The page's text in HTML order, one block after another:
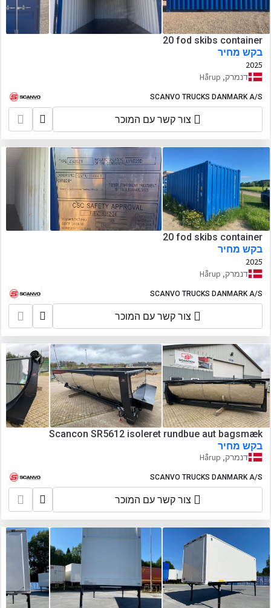
20 fod skibs container
בקש מחיר
2025
דנמרק, Hårup
SCANVO TRUCKS DANMARK A/S
צור קשר עם המוכר
20 fod skibs container
בקש מחיר
2025
דנמרק, Hårup
SCANVO TRUCKS DANMARK A/S
צור קשר עם המוכר
Scancon SR5612 isoleret rundbue aut bagsmæk
בקש מחיר
דנמרק, Hårup
SCANVO TRUCKS DANMARK A/S
צור קשר עם המוכר